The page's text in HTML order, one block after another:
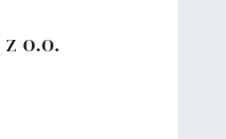
O.O.